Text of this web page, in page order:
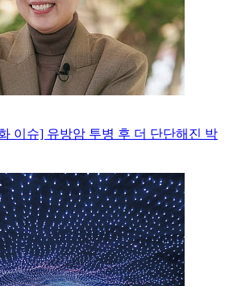
이슈] 유방암 투병 후 더 단단해진 박